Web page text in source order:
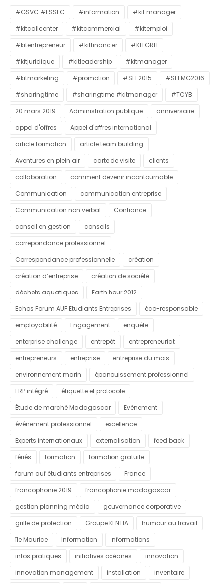
#GSVC #ESSEC #information
#kit manager
#kitcallcenter
#kitcommercial
#kitemploi
#kitentrepreneur
#kitfinancier
#KITGRH
#kitjuridique
#kitleadership
#kitmanager
#kitmarketing
#promotion #SEE2015
#SEEMG2016
#sharingtime
#sharingtime #kitmanager
#TCYB
20 mars 2019
Administration publique
anniversaire
appel d'offres
Appel d'offres international
article formation
article team building
Aventures en plein air
carte de visite
clients
collaboration
comment devenir incontournable
Communication
communication entreprise
Communication non verbal
Confiance
conseil en gestion
conseils
correpondance professionnel
Correspondance professionnelle
création
création d’entreprise
création de société
déchets aquatiques
Earth hour 2012
Echos Forum AUF Etudiants Entreprises
éco-responsable
employabilité
Engagement
enquête
enterprise challenge
entrepôt
entrepreneuriat
entrepreneurs
entreprise
entreprise du mois
environnement marin
épanouissement professionnel
ERP intégré
étiquette et protocole
Étude de marché Madagascar
Evènement
événement professionnel
excellence
Experts internationaux
externalisation
feed back
fériés
formation
formation gratuite
forum auf étudiants entreprises
France
francophonie 2019
francophonie madagascar
gestion planning média
gouvernance corporative
grille de protection
Groupe KENTIA
humour au travail
île Maurice
Information
informations
infos pratiques
initiatives océanes
innovation
innovation management
installation
inventaire